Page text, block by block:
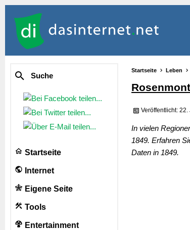
Suche
Startseite
Internet
Eigene Seite
Tools
Entertainment
Startseite Leben
Veröffentlicht:
In vielen
1849. Erfahren
Daten in 1849.